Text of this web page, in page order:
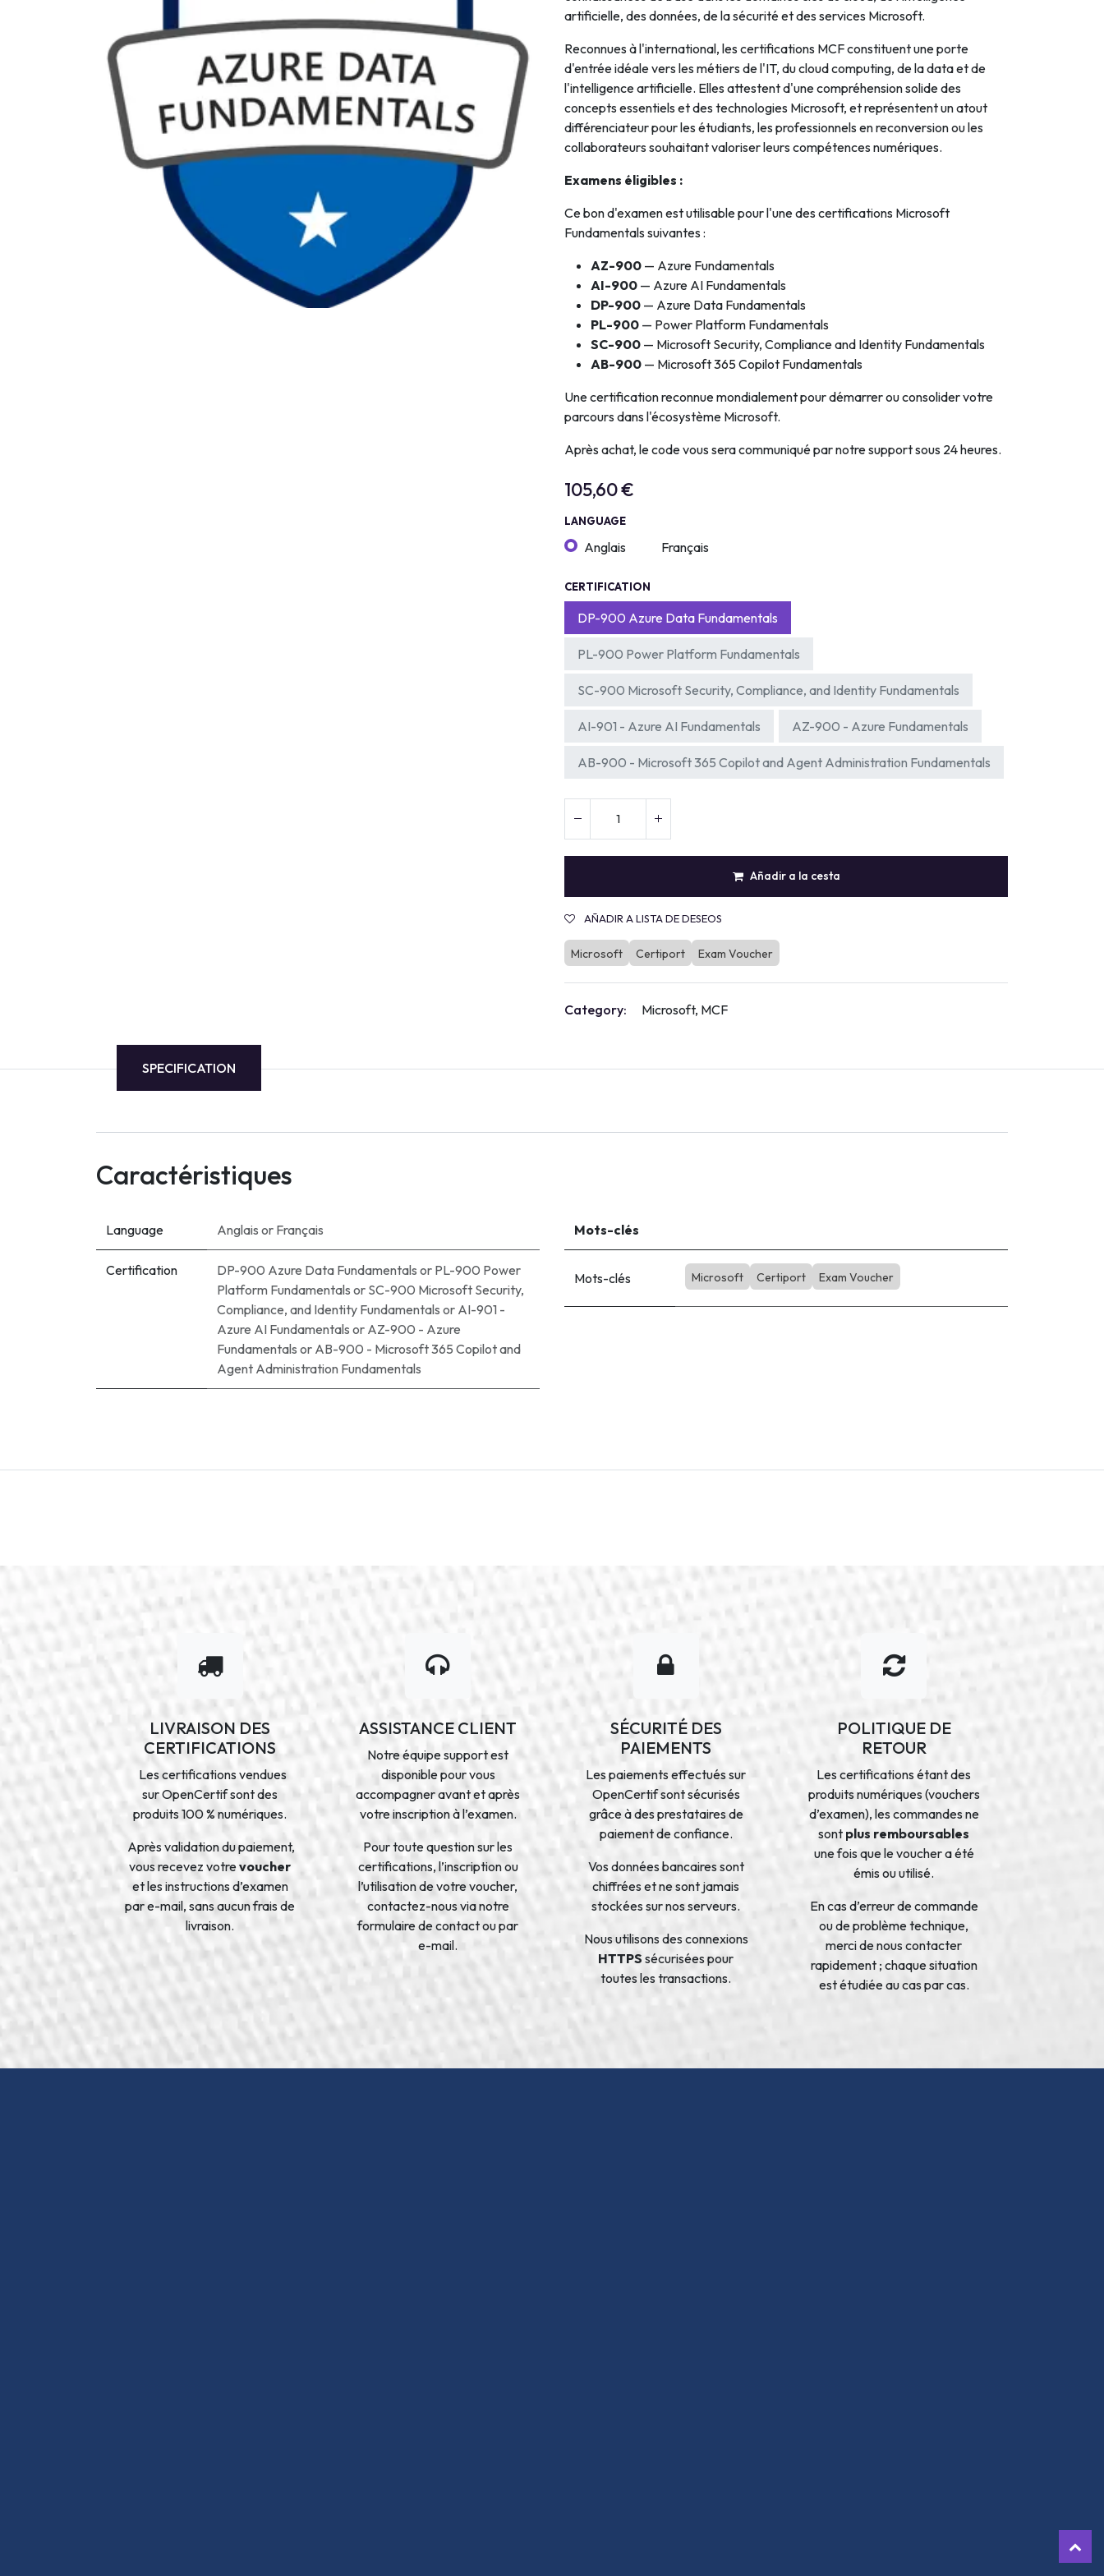
Terraform
DevOps
servicenow
Apple
Ec-Council
ESB
ITS
Intelligence Artificielle
artificielle, des données, de la sécurité et des services Microsoft.
Reconnues à l'international, les certifications MCF constituent une porte
d'entrée idéale vers les métiers de l'IT, du cloud computing, de la data et de
l'intelligence artificielle. Elles attestent d'une compréhension solide des
concepts essentiels et des technologies Microsoft, et représentent un atout
différenciateur pour les étudiants, les professionnels en reconversion ou les
collaborateurs souhaitant valoriser leurs compétences numériques.
Examens éligibles :
Ce bon d'examen est utilisable pour l'une des certifications Microsoft
Fundamentals suivantes :
AZ-900 — Azure Fundamentals
AI-900 — Azure AI Fundamentals
DP-900 — Azure Data Fundamentals
PL-900 — Power Platform Fundamentals
SC-900 — Microsoft Security, Compliance and Identity Fundamentals
AB-900 — Microsoft 365 Copilot Fundamentals
Une certification reconnue mondialement pour démarrer ou consolider votre
parcours dans l'écosystème Microsoft.
Après achat, le code vous sera communiqué par notre support sous 24 heures.
105,60€
LANGUAGE
Anglais Français
CERTIFICATION
DP-900 Azure Data Fundamentals
PL-900 Power Platform Fundamentals
SC-900 Microsoft Security, Compliance, and Identity Fundamentals
AI-901 - Azure AI Fundamentals AZ-900 - Azure Fundamentals
AB-900 - Microsoft 365 Copilot and Agent Administration Fundamentals
Añadir a la cesta
AÑADIR A LISTA DE DESEOS
Microsoft Certiport Exam Voucher
Category: Microsoft, MCF
SPECIFICATION
Caractéristiques
Language Anglais or Français
Certification DP-900 Azure Data Fundamentals or PL-900 Power
Platform Fundamentals or SC-900 Microsoft Security,
Compliance, and Identity Fundamentals or AI-901 -
Azure AI Fundamentals or AZ-900 - Azure
Fundamentals or AB-900 - Microsoft 365 Copilot and
Agent Administration Fundamentals
Mots-clés
Mots-clés Microsoft Certiport Exam Voucher
LIVRAISON DES
CERTIFICATIONS
Les certifications vendues
sur OpenCertif sont des
produits 100 % numériques.
Après validation du paiement,
vous recevez votrevoucher
et les instructions d’examen
par e-mail, sans aucun frais de
livraison.
ASSISTANCE CLIENT
Notre équipe support est
disponible pour vous
accompagner avant et après
votre inscription à l’examen.
Pour toute question sur les
certifications, l’inscription ou
l’utilisation de votre voucher,
contactez-nous via notre
formulaire de contact ou par
e-mail.
SÉCURITÉ DES
PAIEMENTS
Les paiements effectués sur
OpenCertif sont sécurisés
grâce à des prestataires de
paiement de confiance.
Vos données bancaires sont
chiffrées et ne sont jamais
stockées sur nos serveurs.
Nous utilisons des connexions
HTTPS sécurisées pour
toutes les transactions.
POLITIQUE DE
RETOUR
Les certifications étant des
produits numériques (vouchers
d’examen), les commandes ne
sont plus remboursables
une fois que le voucher a été
émis ou utilisé.
En cas d’erreur de commande
ou de problème technique,
merci de nous contacter
rapidement ; chaque situation
est étudiée au cas par cas.